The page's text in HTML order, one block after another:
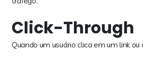
Click-Through
Quando um usuário clica em um link ou